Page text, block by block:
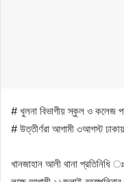
# খুলনা বিভাগীয় স্কুল ও কলেজ
# উত্তীর্ণরা আগামী ৩আগস্ট
খানজাহান আলী থানা প্রতিনিধি